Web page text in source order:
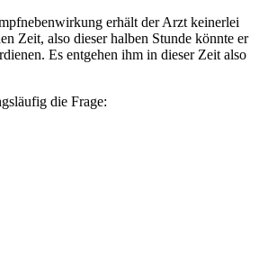
erhält der Arzt keinerlei
Zeit, also dieser halben Stunde könnte er
Es entgehen ihm in dieser Zeit also
die Frage: